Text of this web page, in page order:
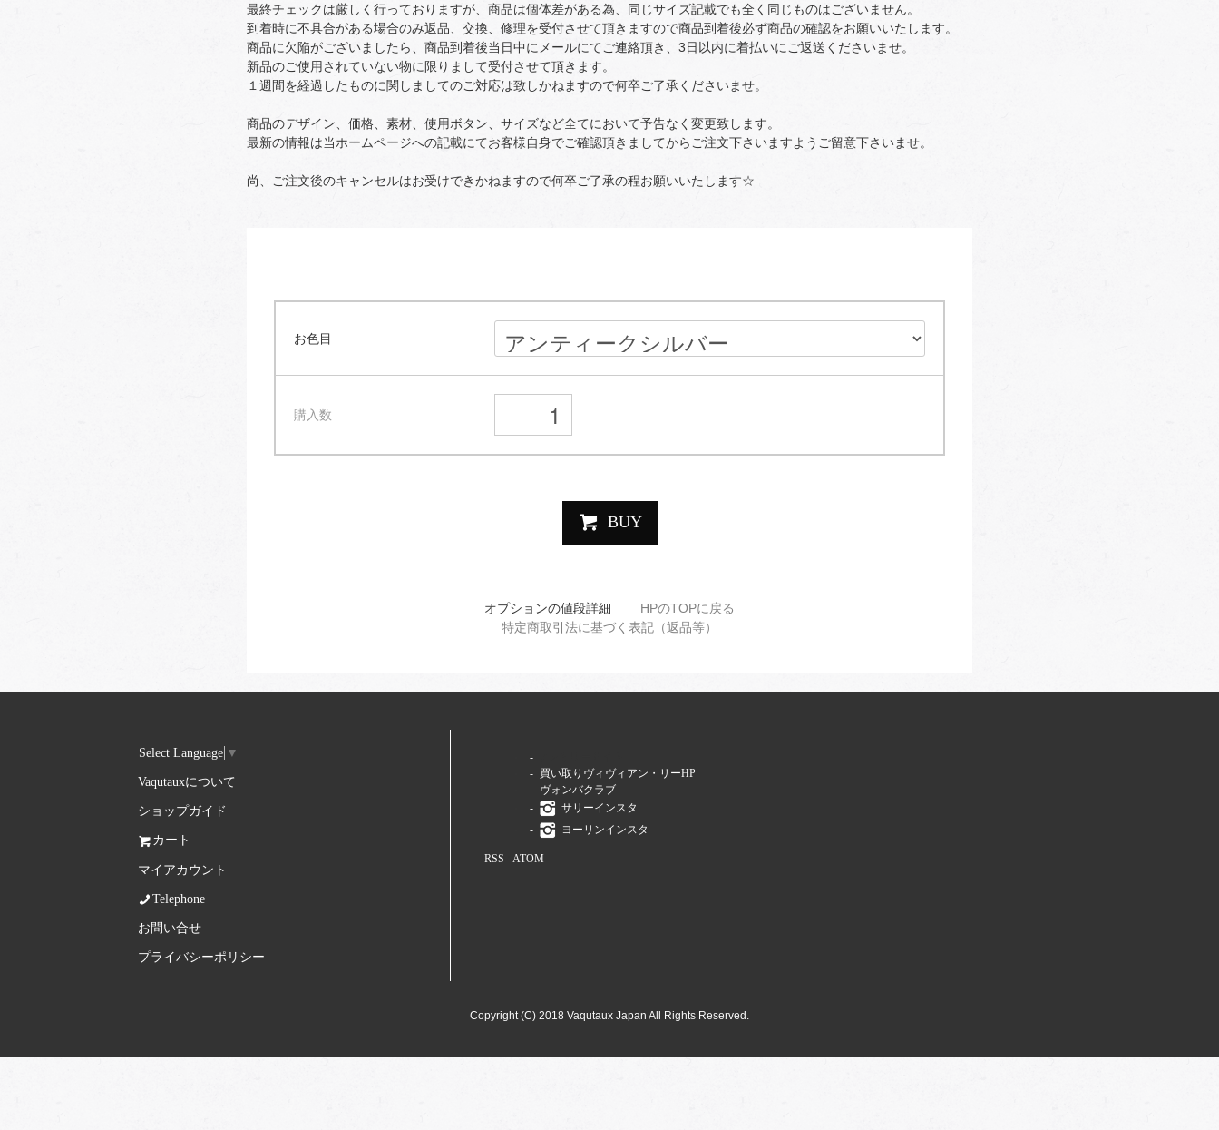
最終チェックは厳しく行っておりますが、商品は個体差がある為、同じサイズ記載でも全く同じものはございません。
到着時に不具合がある場合のみ返品、交換、修理を受付させて頂きますので商品到着後必ず商品の確認をお願いいたします。
商品に欠陥がございましたら、商品到着後当日中にメールにてご連絡頂き、3日以内に着払いにご返送くださいませ。
新品のご使用されていない物に限りまして受付させて頂きます。
１週間を経過したものに関しましてのご対応は致しかねますので何卒ご了承くださいませ。
商品のデザイン、価格、素材、使用ボタン、サイズなど全てにおいて予告なく変更致します。
最新の情報は当ホームページへの記載にてお客様自身でご確認頂きましてからご注文下さいますようご留意下さいませ。
尚、ご注文後のキャンセルはお受けできかねますので何卒ご了承の程お願いいたします☆
お色目
購入数
BUY
オプションの値段詳細
HPのTOPに戻る
特定商取引法に基づく表記（返品等）
Select Language ▼
Vaqutauxについて
ショップガイド
カート
マイアカウント
Telephone
お問い合せ
プライバシーポリシー
買い取りヴィヴィアン・リーHP
ヴォンバクラブ
サリーインスタ
ヨーリンインスタ
RSS ATOM
Copyright (C) 2018 Vaqutaux Japan All Rights Reserved.